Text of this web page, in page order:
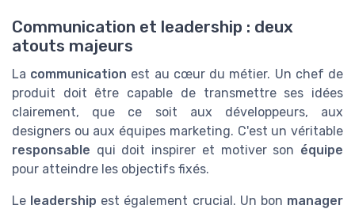
Communication et leadership : deux
atouts majeurs
La communication est au cœur du métier. Un chef de
produit doit être capable de transmettre ses idées
clairement, que ce soit aux développeurs, aux
designers ou aux équipes marketing. C'est un véritable
responsable qui doit inspirer et motiver son équipe
pour atteindre les objectifs fixés.
Le leadership est également crucial. Un bon manager